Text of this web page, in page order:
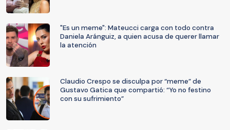
"Es un meme": Mateucci carga con todo contra
Daniela Aránguiz, a quien acusa de querer llamar
la atención
Claudio Crespo se disculpa por “meme” de
Gustavo Gatica que compartió: “Yo no festino
con su sufrimiento”